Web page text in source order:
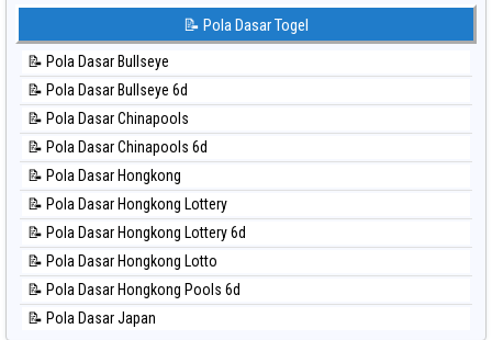
⚽ Bola Hitam Taiwan
📊 Statistik Kuda Lari
📊 Statistik Magnum Cambodia
📊 Statistik Nagoya
📊 Statistik New York Midday
📊 Statistik North Carolina Day
📊 Statistik Pcso
📊 Statistik Pennsylvania Day
📊 Statistik Sao Paulo
📊 Statistik Singapore
📊 Statistik Sydney
📊 Statistik Sydney Lottery
📝 Pola Dasar Togel
📝 Pola Dasar Bullseye
📝 Pola Dasar Bullseye 6d
📝 Pola Dasar Chinapools
📝 Pola Dasar Chinapools 6d
📝 Pola Dasar Hongkong
📝 Pola Dasar Hongkong Lottery
📝 Pola Dasar Hongkong Lottery 6d
📝 Pola Dasar Hongkong Lotto
📝 Pola Dasar Hongkong Pools 6d
📝 Pola Dasar Japan